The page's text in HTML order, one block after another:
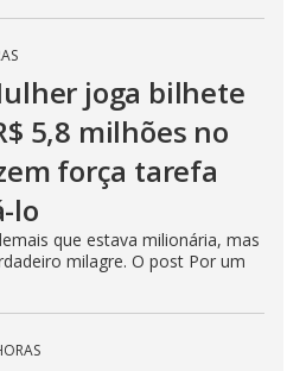
joga bilhete
5,8 milhões no
força tarefa
lo
que estava milionária, mas
milagre. O post Por um